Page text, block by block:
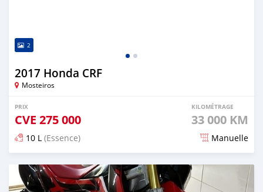
2
2017 Honda CRF
Mosteiros
PRIX
CVE 275 000
KILOMÉTRAGE
33 000 KM
10 L (Essence) Manuelle
Publié il y a presque 2 ans